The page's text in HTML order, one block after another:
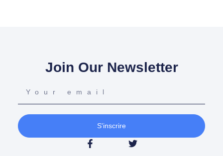
Join Our Newsletter
S'inscrire